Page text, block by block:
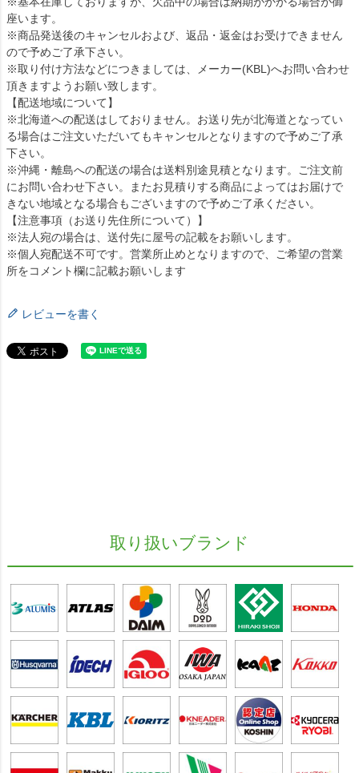
座います。
※商品発送後のキャンセルおよび、返品・返金はお受けできません
ので予めご了承下さい。
※取り付け方法などにつきましては、メーカー(KBL)へお問い合わせ
頂きますようお願い致します。
【配送地域について】
※北海道への配送はしておりません。お送り先が北海道となってい
る場合はご注文いただいてもキャンセルとなりますので予めご了承
下さい。
※沖縄・離島への配送の場合は送料別途見積となります。ご注文前
にお問い合わせ下さい。またお見積りする商品によってはお届けで
きない地域となる場合もございますので予めご了承ください。
【注意事項（お送り先住所について）】
※法人宛の場合は、送付先に屋号の記載をお願いします。
※個人宛配送不可です。営業所止めとなりますので、ご希望の営業
所をコメント欄に記載お願いします
レビューを書く
取り扱いブランド